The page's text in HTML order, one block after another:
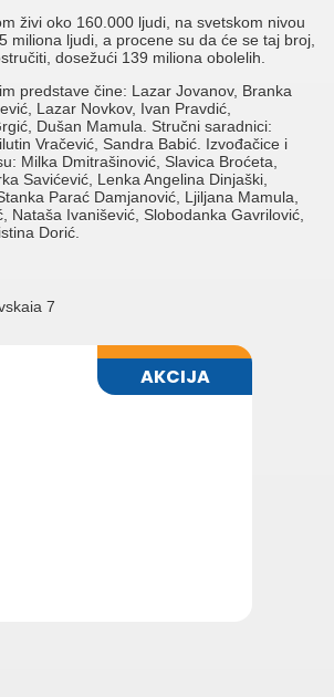
živi oko 160.000 ljudi, na svetskom nivou
miliona ljudi, a procene su da će se taj broj,
dosežući 139 miliona obolelih.
predstave čine: Lazar Jovanov, Branka
Lazar Novkov, Ivan Pravdić,
Dušan Mamula. Stručni saradnici:
Vračević, Sandra Babić. Izvođačice i
Milka Dmitrašinović, Slavica Broćeta,
Savićević, Lenka Angelina Dinjaški,
Parać Damjanović, Ljiljana Mamula,
Nataša Ivanišević, Slobodanka Gavrilović,
Dorić.